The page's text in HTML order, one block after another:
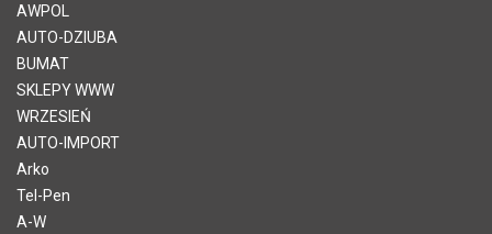
AWPOL
AUTO-DZIUBA
BUMAT
SKLEPY WWW
WRZESIEŃ
AUTO-IMPORT
Arko
Tel-Pen
A-W